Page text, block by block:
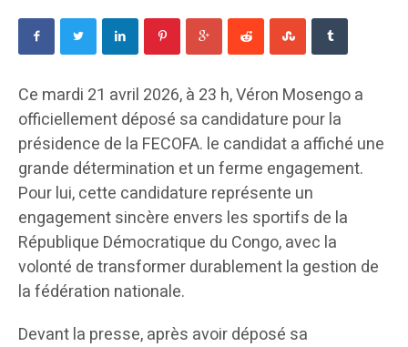
Ce mardi 21 avril 2026, à 23 h, Véron Mosengo a
officiellement déposé sa candidature pour la
présidence de la FECOFA. le candidat a affiché une
grande détermination et un ferme engagement.
Pour lui, cette candidature représente un
engagement sincère envers les sportifs de la
République Démocratique du Congo, avec la
volonté de transformer durablement la gestion de
la fédération nationale.
Devant la presse, après avoir déposé sa